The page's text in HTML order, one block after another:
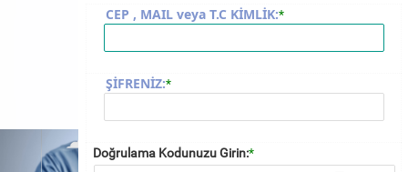
CEP , MAIL veya T.C KİMLİK:*
ŞİFRENİZ:*
Doğrulama Kodunuzu Girin:*